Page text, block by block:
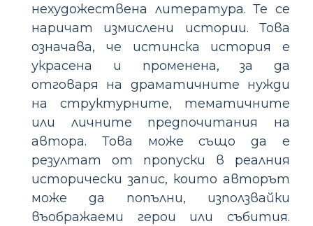
нехудожествена литература. Те се
наричат измислени истории. Това
означава, че истинска история е
украсена и променена, за да
отговаря на драматичните нужди
на структурните, тематичните
или личните предпочитания на
автора. Това може също да е
резултат от пропуски в реалния
исторически запис, които авторът
може да попълни, използвайки
въображаеми герои или събития.